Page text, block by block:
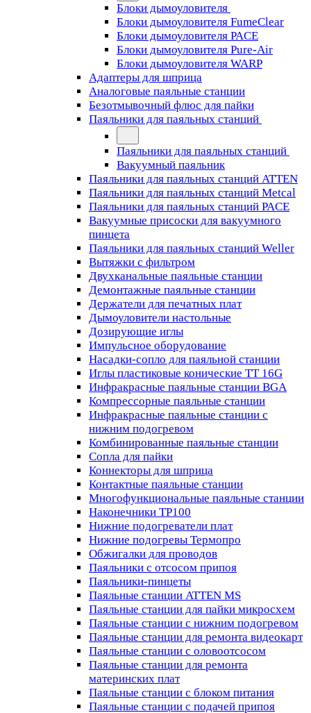
Блоки дымоуловителя
Блоки дымоуловителя FumeClear
Блоки дымоуловителя PACE
Блоки дымоуловителя Pure-Air
Блоки дымоуловителя WARP
Адаптеры для шприца
Аналоговые паяльные станции
Безотмывочный флюс для пайки
Паяльники для паяльных станций
Паяльники для паяльных станций
Вакуумный паяльник
Паяльники для паяльных станций ATTEN
Паяльники для паяльных станций Metcal
Паяльники для паяльных станций PACE
Вакуумные присоски для вакуумного
пинцета
Паяльники для паяльных станций Weller
Вытяжки с фильтром
Двухканальные паяльные станции
Демонтажные паяльные станции
Держатели для печатных плат
Дымоуловители настольные
Дозирующие иглы
Импульсное оборудование
Насадки-сопло для паяльной станции
Иглы пластиковые конические TT 16G
Инфракрасные паяльные станции BGA
Компрессорные паяльные станции
Инфракрасные паяльные станции с
нижним подогревом
Комбинированные паяльные станции
Сопла для пайки
Коннекторы для шприца
Контактные паяльные станции
Многофункциональные паяльные станции
Наконечники TP100
Нижние подогреватели плат
Нижние подогревы Термопро
Обжигалки для проводов
Паяльники с отсосом припоя
Паяльники-пинцеты
Паяльные станции ATTEN MS
Паяльные станции для пайки микросхем
Паяльные станции с нижним подогревом
Паяльные станции для ремонта видеокарт
Паяльные станции с оловоотсосом
Паяльные станции для ремонта
материнских плат
Паяльные станции с блоком питания
Паяльные станции с подачей припоя